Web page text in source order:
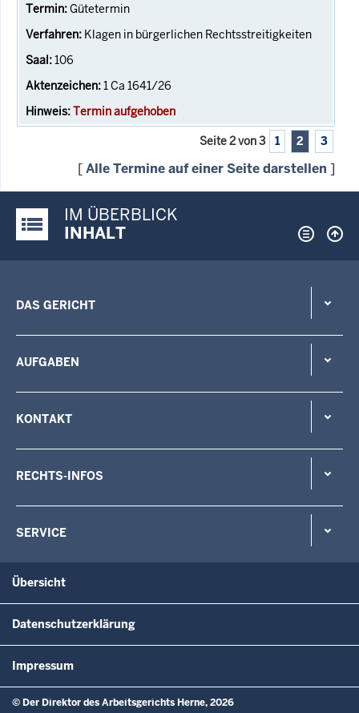
Gütetermin
Klagen in bürgerlichen Rechtsstreitigkeiten
106
1 Ca 1641/26
Termin aufgehoben
Seite 2 von 3 1 2 3
[Alle Termine auf einer Seite darstellen ]
Justiz-Portal im Überblick:
IM ÜBERBLICK
INHALT
DAS GERICHT
AUFGABEN
KONTAKT
RECHTS-INFOS
SERVICE
Übersicht
Datenschutzerklärung
Impressum
© Der Direktor des Arbeitsgerichts Herne, 2026